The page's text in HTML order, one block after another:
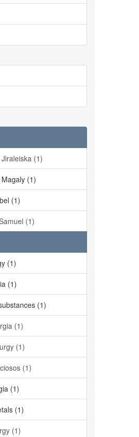
(1)
(1)
(1)
(1)
(1)
(1)
(1)
(1)
(1)
(1)
(1)
(1)
(1)